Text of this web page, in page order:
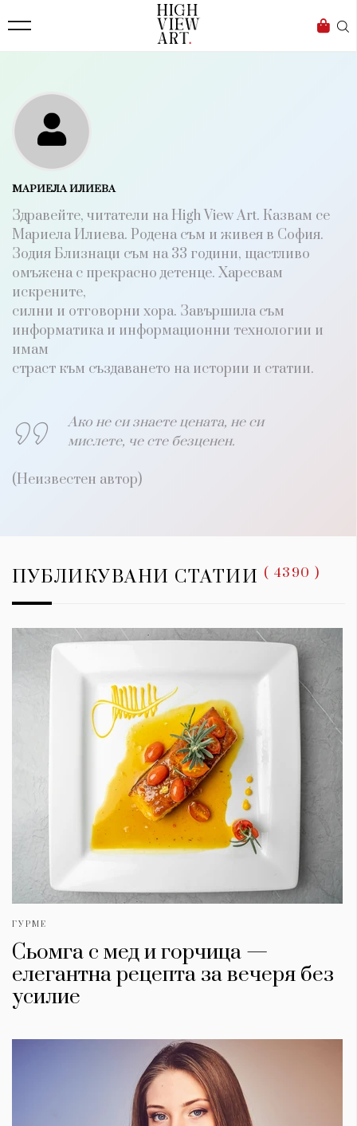
Бизнес
1633
Dialogue
Изкуство
4340
Красота
777
Дизайн
1272
Книги 1188
30+ 1970
Гурме
Пътувай
237
382
Wellness
ПОСЛЕДВАЙТЕ
МАРИЕЛА ИЛИЕВА
Здравейте, читатели на High View Art. Казвам се
Мариела Илиева. Родена съм и живея в София.
Зодия Близнаци съм на 33 години, щастливо
омъжена с прекрасно детенце. Харесвам
искрените,
силни и отговорни хора. Завършила съм
информатика и информационни технологии и
имам
страст към създаването на истории и статии.
Ако не си знаете цената, не си
мислете, че сте безценен.
(Неизвестен автор)
ПУБЛИКУВАНИ СТАТИИ ( 4390 )
ГУРМЕ
Сьомга с мед и горчица —
елегантна рецепта за вечеря без
усилие